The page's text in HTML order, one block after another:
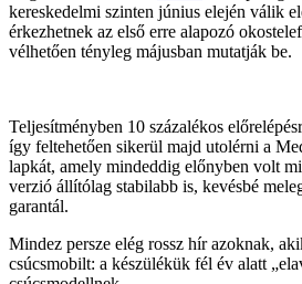
kereskedelmi szinten június elején válik
érkezhetnek az első erre alapozó
vélhetően tényleg májusban mutatják be.
Teljesítményben 10 százalékos
így feltehetően sikerül majd utolérni a
lapkát, amely mindeddig előnyben volt
verzió állítólag stabilabb is, kevésbé
garantál.
Mindez persze elég rossz hír azoknak,
csúcsmobilt: a készülékük fél év alatt